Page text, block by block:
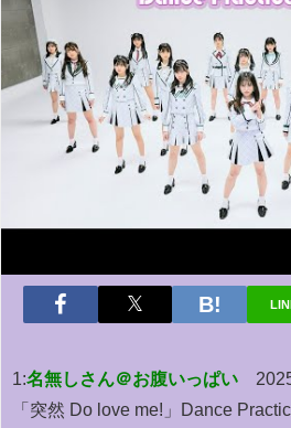
1:名無しさん＠お腹いっぱい
「突然 Do love me!」Dance